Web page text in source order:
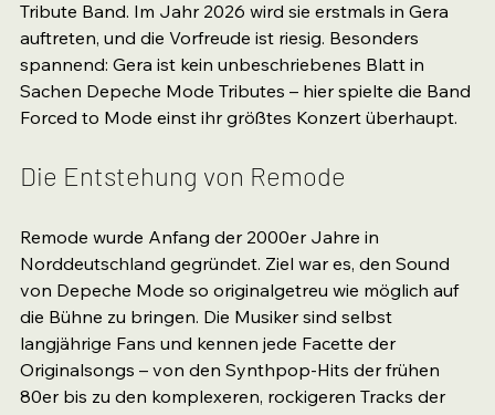
Tribute Band. Im Jahr 2026 wird sie erstmals in Gera
auftreten, und die Vorfreude ist riesig. Besonders
spannend: Gera ist kein unbeschriebenes Blatt in
Sachen Depeche Mode Tributes – hier spielte die Band
Forced to Mode einst ihr größtes Konzert überhaupt.
Die Entstehung von Remode
Remode wurde Anfang der 2000er Jahre in
Norddeutschland gegründet. Ziel war es, den Sound
von Depeche Mode so originalgetreu wie möglich auf
die Bühne zu bringen. Die Musiker sind selbst
langjährige Fans und kennen jede Facette der
Originalsongs – von den Synthpop-Hits der frühen
80er bis zu den komplexeren, rockigeren Tracks der